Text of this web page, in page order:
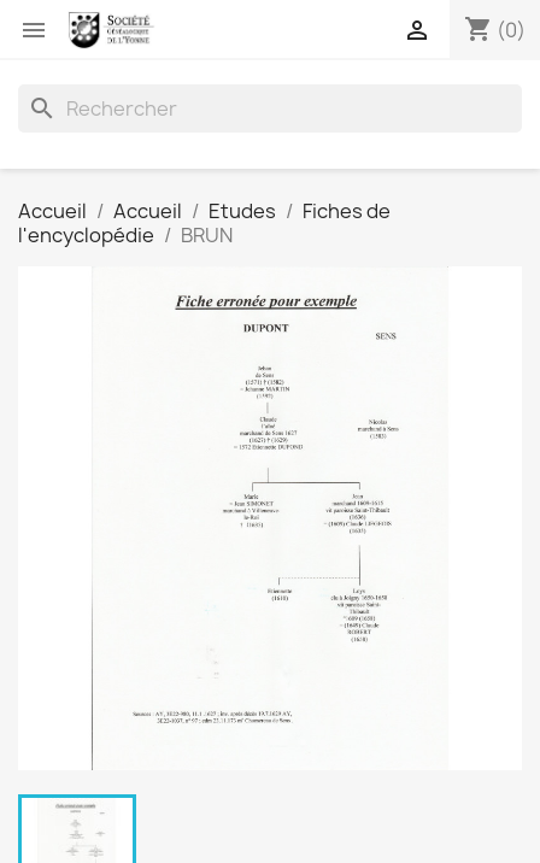
 shopping_cart (0)

search
Accueil Accueil Etudes
Fiches de
l'encyclopédie
BRUN